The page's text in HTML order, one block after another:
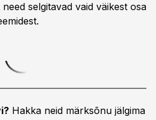
selgitavad vaid väikest osa
Hakka neid märksõnu jälgima